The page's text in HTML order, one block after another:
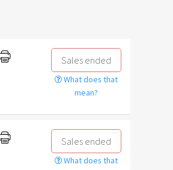
Sales ended
What does that
mean?
Sales ended
What does that